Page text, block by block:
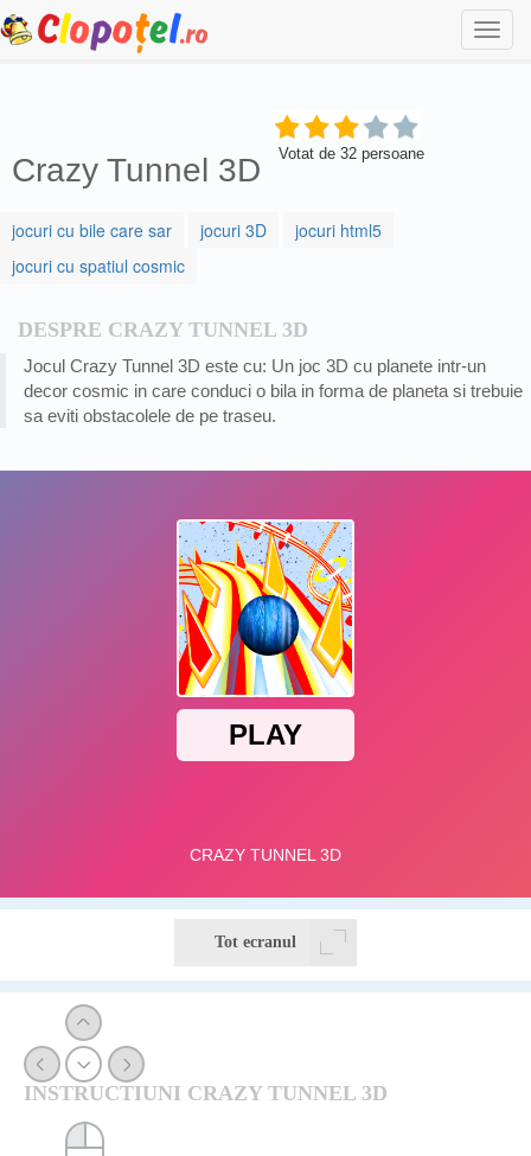
Crazy Tunnel 3D Votat de 32 persoane
jocuri cu bile care sar jocuri 3D
jocuri html5
jocuri cu spatiul cosmic
DESPRE CRAZY TUNNEL 3D
Jocul Crazy Tunnel 3D este cu: Un joc 3D cu planete intr-un
decor cosmic in care conduci o bila in forma de planeta si trebuie
sa eviti obstacolele de pe traseu.
Tot ecranul
INSTRUCTIUNI CRAZY TUNNEL 3D